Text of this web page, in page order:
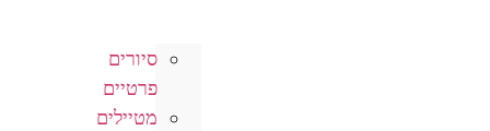
סיורים
פרטיים
מטיילים